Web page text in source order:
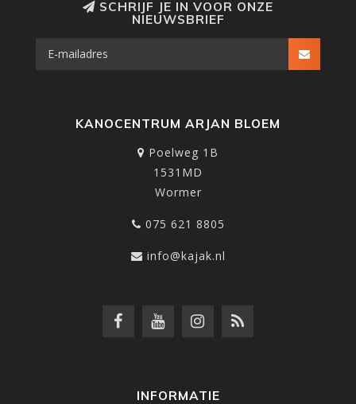
SCHRIJF JE IN VOOR ONZE
NIEUWSBRIEF
KANOCENTRUM ARJAN BLOEM
Poelweg 1B
1531MD
Wormer
075 621 8805
info@kajak.nl
INFORMATIE